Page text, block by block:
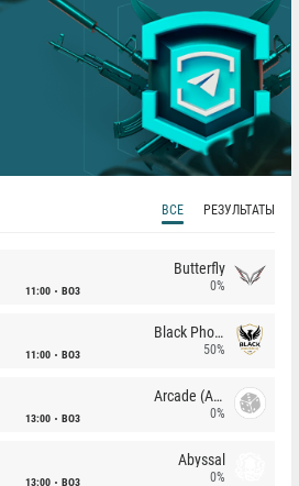
ВСЕ РЕЗУЛЬТАТЫ
11:00 BO3
Butterfly
0%
11:00 BO3
Black Phoenix
50%
13:00 BO3
Arcade (AU)
0%
13:00 BO3
Abyssal
0%